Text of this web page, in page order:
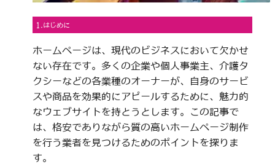
1.はじめに
ホームページは、現代のビジネスにおいて欠かせ
ない存在です。多くの企業や個人事業主、介護タ
クシーなどの各業種のオーナーが、自身のサービ
スや商品を効果的にアピールするために、魅力的
なウェブサイトを持とうとします。この記事で
は、格安でありながら質の高いホームページ制作
を行う業者を見つけるためのポイントを探りま
す。